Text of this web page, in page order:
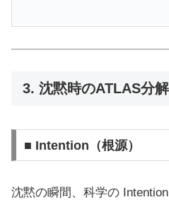
3. 沈黙時のATLAS分解
■ Intention（根源）
沈黙の瞬間、科学の Intention